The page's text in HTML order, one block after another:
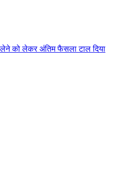
लेने को लेकर अंतिम फैसला टाल दिया